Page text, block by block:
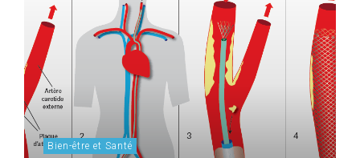
Bien-être et Santé